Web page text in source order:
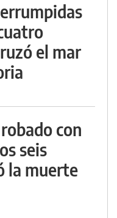
el mar
con
seis
la muerte